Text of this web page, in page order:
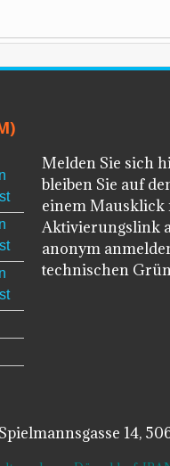
Melden Sie sich
bleiben Sie auf
einem Mausklick
Aktivierungslink
anonym
technischen
Spielmannsgasse 14,